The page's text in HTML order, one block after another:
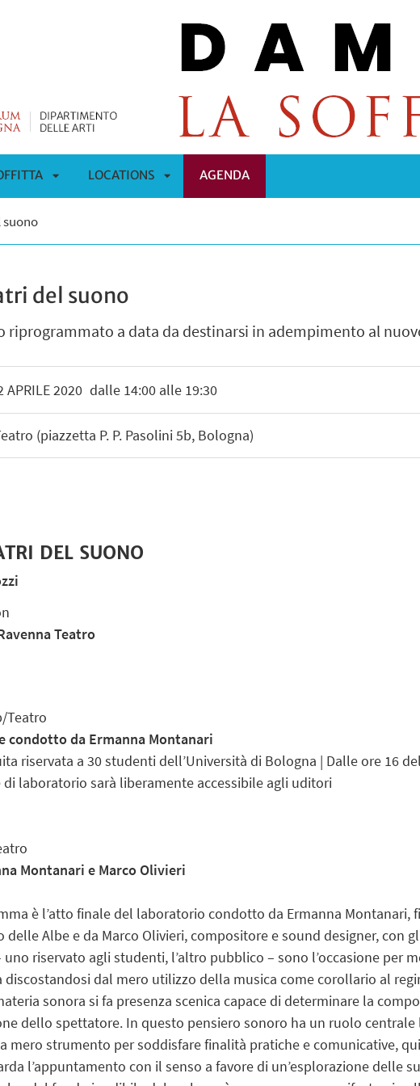
LOCATIONS AGENDA
suono
del suono
riprogrammato a data da destinarsi in adempimento al
APRILE2020 dalle 14:00 alle 19:30
(piazzetta P. P. Pasolini 5b, Bologna)
DEL SUONO
Teatro
Teatro
condotto da Ermanna Montanari
riservata a 30 studenti dell’Università di Bologna | Dalle ore 16 del
di laboratorio sarà liberamente accessibile agli uditori
Montanari e Marco Olivieri
è l’atto finale del laboratorio condotto da Ermanna
delle Albe e da Marco Olivieri, compositore e sound designer, con
riservato agli studenti, l’altro pubblico – sono l’occasione per
discostandosi dal mero utilizzo della musica come corollario al
sonora si fa presenza scenica capace di determinare la
dello spettatore. In questo pensiero sonoro ha un ruolo
mero strumento per soddisfare finalità pratiche e comunicative,
l’appuntamento con il senso a favore di un’esplorazione delle